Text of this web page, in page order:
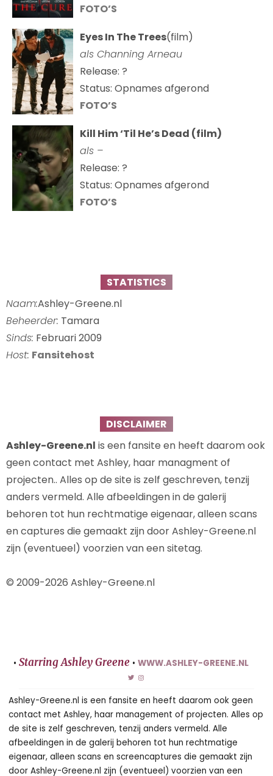
FOTO’S
Eyes In The Trees(film)
als Channing Arneau
Release: ?
Status: Opnames afgerond
FOTO’S
Kill Him ‘Til He’s Dead (film)
als –
Release: ?
Status: Opnames afgerond
FOTO’S
STATISTICS
Naam:Ashley-Greene.nl
Beheerder: Tamara
Sinds: Februari 2009
Host: Fansitehost
DISCLAIMER
Ashley-Greene.nl is een fansite en heeft daarom ook
geen contact met Ashley, haar managment of
projecten.. Alles op de site is zelf geschreven, tenzij
anders vermeld. Alle afbeeldingen in de galerij
behoren tot hun rechtmatige eigenaar, alleen scans
en captures die gemaakt zijn door Ashley-Greene.nl
zijn (eventueel) voorzien van een sitetag.
© 2009-2026 Ashley-Greene.nl
• Starring Ashley Greene • WWW.ASHLEY-GREENE.NL
Ashley-Greene.nl is een fansite en heeft daarom ook geen
contact met Ashley, haar management of projecten. Alles op
de site is zelf geschreven, tenzij anders vermeld. Alle
afbeeldingen in de galerij behoren tot hun rechtmatige
eigenaar, alleen scans en screencaptures die gemaakt zijn
door Ashley-Greene.nl zijn (eventueel) voorzien van een